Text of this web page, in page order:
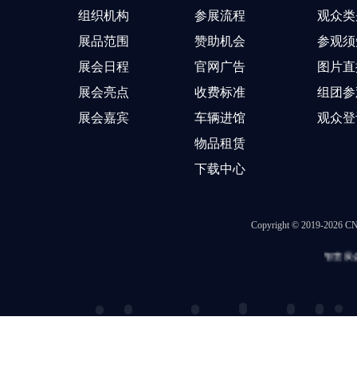
组织机构
展品范围
展会日程
展会亮点
展会嘉宾
参展流程
赞助机会
官网广告
收费标准
车辆进馆
物品租赁
下载中心
观众
参观
图片
组团
观众
Copyright © 2019-2026
冒菜加盟